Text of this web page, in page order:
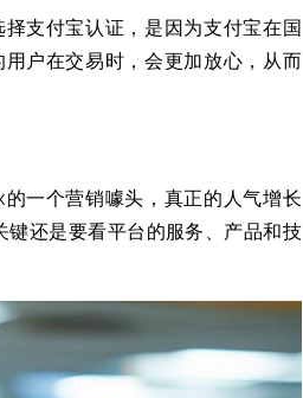
支付宝认证，是因为支付宝在国
户在交易时，会更加放心，从而
一个营销噱头，真正的人气增长
还是要看平台的服务、产品和技